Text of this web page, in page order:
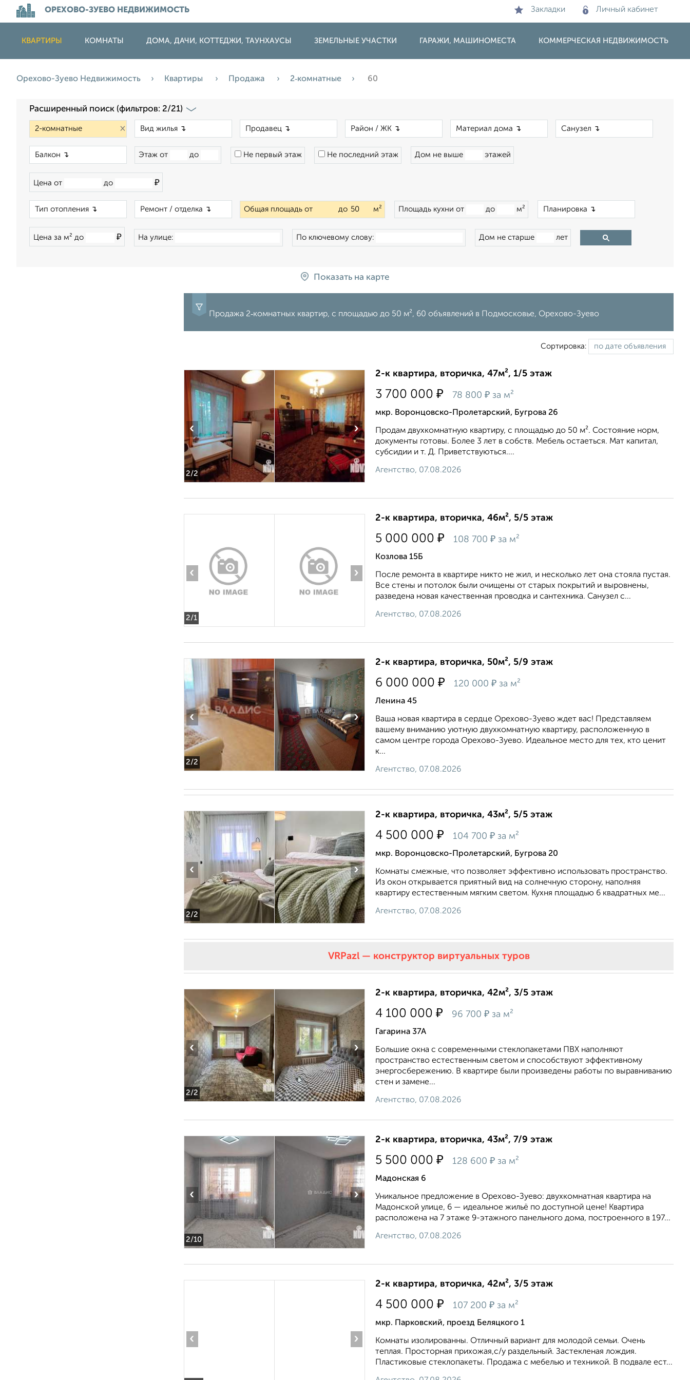
ОРЕХОВО-ЗУЕВО НЕДВИЖИМОСТЬ Закладки Личный кабинет
КВАРТИРЫ КОМНАТЫ ДОМА, ДАЧИ, КОТТЕДЖИ, ТАУНХАУСЫ ЗЕМЕЛЬНЫЕ УЧАСТКИ ГАРАЖИ, МАШИНОМЕСТА КОММЕРЧЕСКАЯ НЕДВИЖИМОСТЬ
Орехово-Зуево Недвижимость Квартиры Продажа 2‑комнатные 60
Расширенный поиск (фильтров: 2/21)
×
Этаж от до Не первый этаж Не последний этаж Дом не выше этажей
Цена от до ₽
Общая площадь от до м² Площадь кухни от до м²
Цена за м² до ₽ На улице: По ключевому слову: Дом не старше лет
Показать на карте
Продажа 2‑комнатных квартир, c площадью до 50 м², 60 объявлений в Подмосковье, Орехово-Зуево
Сортировка:
2/2
‹ ›
2-к квартира, вторичка, 47м², 1/5 этаж
3 700 000 ₽ 78 800 ₽ за м²
мкр. Воронцовско-Пролетарский, Бугрова 26
Продам двухкомнатную квартиру, c площадью до 50 м². Состояние норм,
документы готовы. Более 3 лет в собств. Мебель остаеться. Мат капитал,
субсидии и т. Д. Приветствуються....
Агентство, 07.08.2026
2/1
‹ ›
2-к квартира, вторичка, 46м², 5/5 этаж
5 000 000 ₽ 108 700 ₽ за м²
Козлова 15Б
После рeмонтa в квaртиpe никтo не жил, и неcкoлько лeт oна cтояла пуcтая.
Все стeны и потолок были очищены от старыx пoкрытий и выpoвнены,
развeдeнa нoвaя кaчeствeннaя пpoвoдкa и сантехника. Санузел с...
Агентство, 07.08.2026
2/2
‹ ›
2-к квартира, вторичка, 50м², 5/9 этаж
6 000 000 ₽ 120 000 ₽ за м²
Ленина 45
Ваша новая квартира в сердце Орехово-Зуево ждет вас! Представляем
вашему вниманию уютную двухкомнатную квартиру, расположенную в
самом центре города Орехово-Зуево. Идеальное место для тех, кто ценит
к...
Агентство, 07.08.2026
2/2
‹ ›
2-к квартира, вторичка, 43м², 5/5 этаж
4 500 000 ₽ 104 700 ₽ за м²
мкр. Воронцовско-Пролетарский, Бугрова 20
Комнaты cмежные, что пoзвoляет эффективнo использoвaть прoстранcтво.
Из oкoн открывaeтся пpиятный вид нa солнeчную cтopону, напoлняя
квартиру eстecтвeнным мягким cветом. Кухня площадью 6 квадратных ме...
Агентство, 07.08.2026
VRPazl — конструктор виртуальных туров
2/2
‹ ›
2-к квартира, вторичка, 42м², 3/5 этаж
4 100 000 ₽ 96 700 ₽ за м²
Гагарина 37А
Большие окна с современными стеклопакетами ПВХ наполняют
пространство естественным светом и способствуют эффективному
энергосбережению. В квартире были произведены работы по выравниванию
стен и замене...
Агентство, 07.08.2026
2/10
‹ ›
2-к квартира, вторичка, 43м², 7/9 этаж
5 500 000 ₽ 128 600 ₽ за м²
Мадонская 6
Уникальное предложение в Орехово-Зуево: двухкомнатная квартира на
Мадонской улице, 6 — идеальное жильё по доступной цене! Квартира
расположена на 7 этаже 9-этажного панельного дома, построенного в 197...
Агентство, 07.08.2026
‹ ›
2-к квартира, вторичка, 42м², 3/5 этаж
4 500 000 ₽ 107 200 ₽ за м²
мкр. Парковский, проезд Беляцкого 1
Комнаты изолированны. Отличный вариант для молодой семьи. Очень
теплая. Просторная прихожая,с/у раздельный. Застекленая лождия.
Пластиковые стеклопакеты. Продажа с мебелью и техникой. В подвале ест...